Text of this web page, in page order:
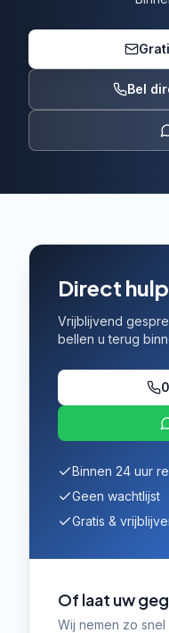
Bel
Direct
Vrijblijvend
bellen u terug
Binnen 24 uur
Geen wachtlijst
Gratis &
Of laat uw
Wij nemen zo